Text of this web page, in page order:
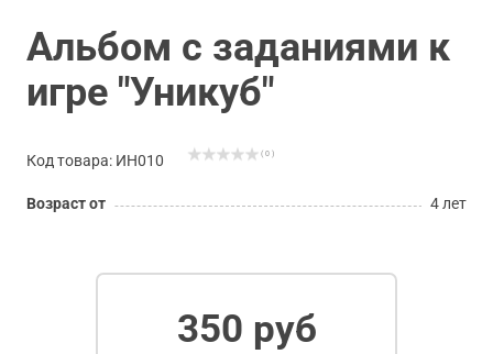
Альбом с заданиями к
игре "Уникуб"
Код товара: ИН010 ( 0 )
Возраст от 4 лет
350 руб